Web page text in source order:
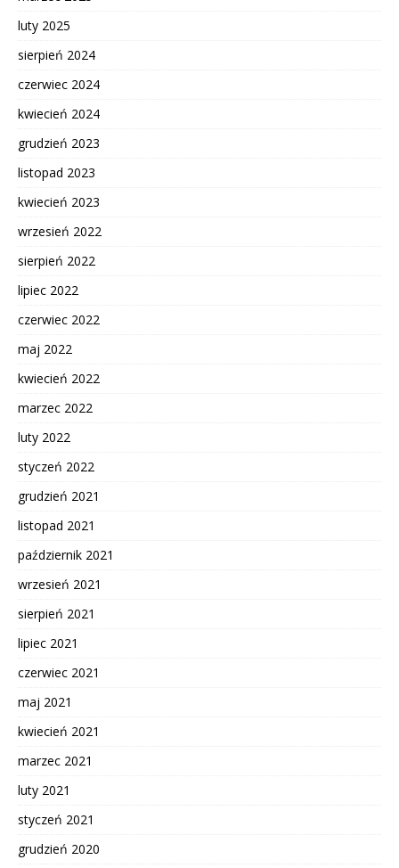
luty 2025
sierpień 2024
czerwiec 2024
kwiecień 2024
grudzień 2023
listopad 2023
kwiecień 2023
wrzesień 2022
sierpień 2022
lipiec 2022
czerwiec 2022
maj 2022
kwiecień 2022
marzec 2022
luty 2022
styczeń 2022
grudzień 2021
listopad 2021
październik 2021
wrzesień 2021
sierpień 2021
lipiec 2021
czerwiec 2021
maj 2021
kwiecień 2021
marzec 2021
luty 2021
styczeń 2021
grudzień 2020